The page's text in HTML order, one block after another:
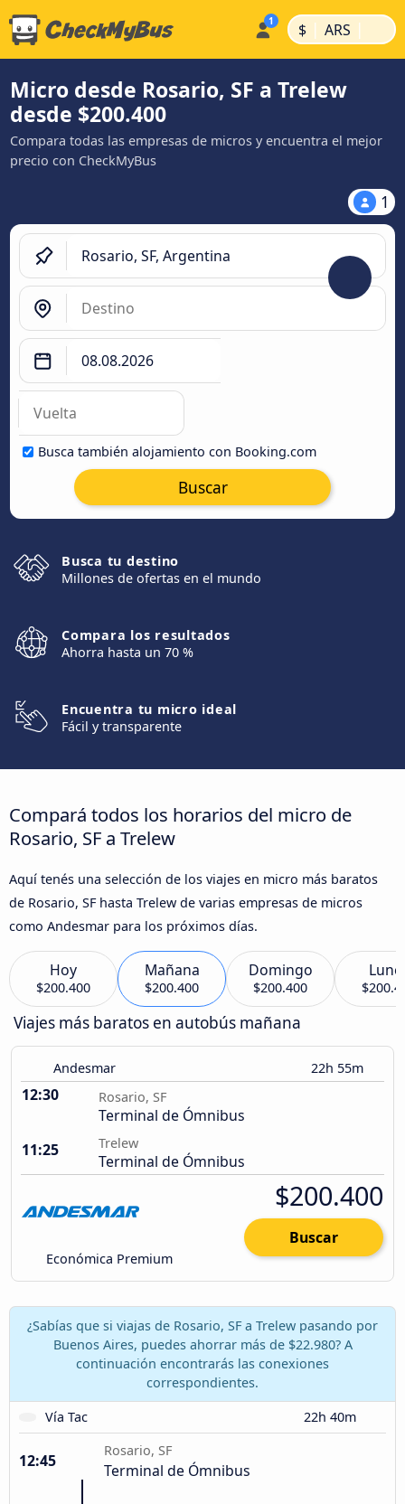
$ | ARS |
Micro desde Rosario, SF a Trelew
desde $200.400
Compara todas las empresas de micros y encuentra el mejor
precio con CheckMyBus
1
Busca también alojamiento con Booking.com
Buscar
Busca tu destino
Millones de ofertas en el mundo
Compara los resultados
Ahorra hasta un 70 %
Encuentra tu micro ideal
Fácil y transparente
Compará todos los horarios del micro de
Rosario, SF a Trelew
Aquí tenés una selección de los viajes en micro más baratos
de Rosario, SF hasta Trelew de varias empresas de micros
como Andesmar para los próximos días.
Hoy
$200.400
Mañana
$200.400
Domingo
$200.400
Viajes más baratos en autobús mañana
Andesmar 22h 55m
12:30 Rosario, SF
Terminal de Ómnibus
11:25
Trelew
Terminal de Ómnibus
Económica Premium
$200.400
Buscar
¿Sabías que si viajas de Rosario, SF a Trelew pasando por
Buenos Aires, puedes ahorrar más de $22.980? A
continuación encontrarás las conexiones
correspondientes.
Vía Tac
22h 40m
12:45
Rosario, SF
Terminal de Ómnibus